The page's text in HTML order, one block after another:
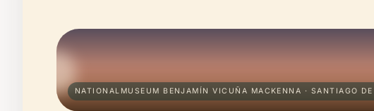
NATIONALMUSEUM BENJAMÍN VICUÑA MACKENNA · SANTIAGO